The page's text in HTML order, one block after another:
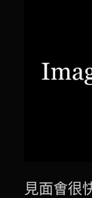
見面㑹很